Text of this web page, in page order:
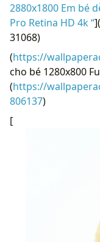
2880x1800 Em bé
Pro Retina HD 4k “
31068)
(https://
cho bé 1280x800
(https://
806137)
[